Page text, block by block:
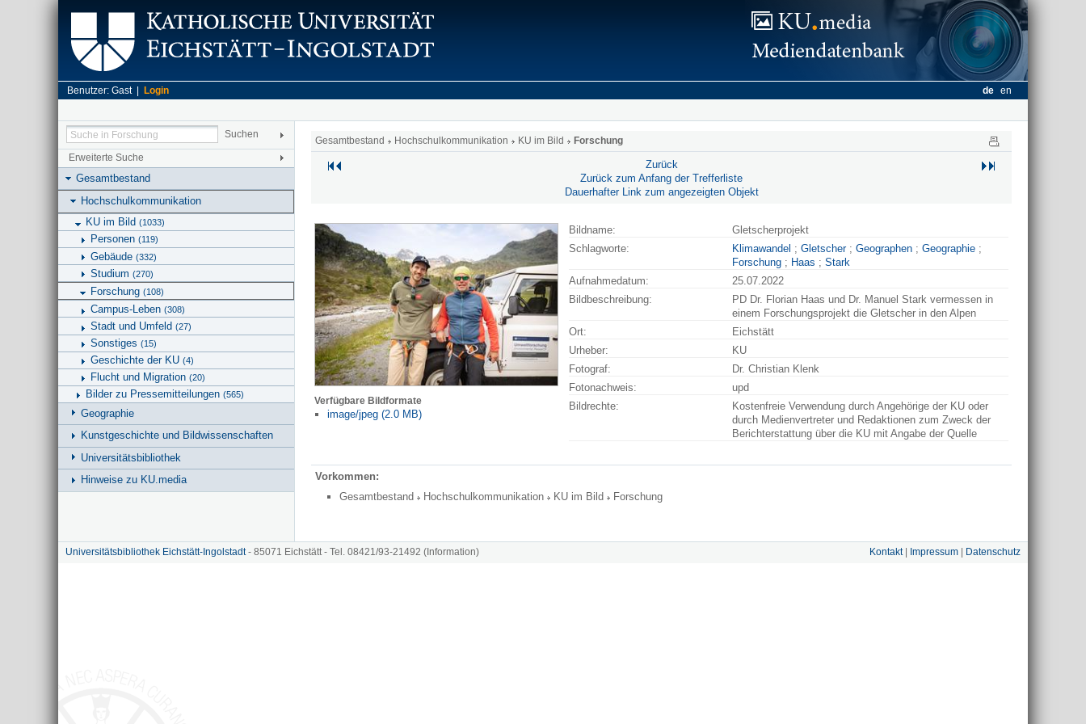
Benutzer: Gast | Login de en
Erweiterte Suche
Gesamtbestand
Hochschulkommunikation
KU im Bild (1033)
Personen (119)
Gebäude (332)
Studium (270)
Forschung (108)
Campus-Leben (308)
Stadt und Umfeld (27)
Sonstiges (15)
Geschichte der KU (4)
Flucht und Migration (20)
Bilder zu Pressemitteilungen (565)
Geographie
Kunstgeschichte und Bildwissenschaften
Universitätsbibliothek
Hinweise zu KU.media
Gesamtbestand Hochschulkommunikation KU im Bild Forschung
Zurück
Zurück zum Anfang der Trefferliste
Dauerhafter Link zum angezeigten Objekt
Verfügbare Bildformate
image/jpeg (2.0 MB)
Bildname:
Gletscherprojekt
Schlagworte:
Klimawandel ; Gletscher; Geographen ; Geographie ;
Forschung ; Haas ; Stark
Aufnahmedatum:
25.07.2022
Bildbeschreibung:
PD Dr. Florian Haas und Dr. Manuel Stark vermessen in
einem Forschungsprojekt die Gletscher in den Alpen
Ort:
Eichstätt
Urheber:
KU
Fotograf:
Dr. Christian Klenk
Fotonachweis:
upd
Bildrechte:
Kostenfreie Verwendung durch Angehörige der KU oder
durch Medienvertreter und Redaktionen zum Zweck der
Berichterstattung über die KU mit Angabe der Quelle
Vorkommen:
Gesamtbestand
Hochschulkommunikation KU im Bild Forschung
Universitätsbibliothek Eichstätt-Ingolstadt- 85071 Eichstätt - Tel. 08421/93-21492 (Information) Kontakt| Impressum Datenschutz